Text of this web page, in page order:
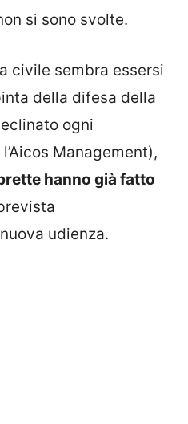
si sono svolte.
civile sembra essersi
della difesa della
ogni
Management),
hanno già fatto
udienza.